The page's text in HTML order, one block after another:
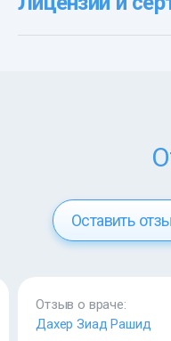
Оставить
Отзыв о враче:
Дахер Зиад Рашид